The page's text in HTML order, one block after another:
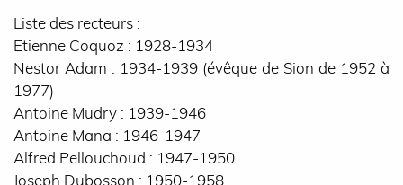
Liste des recteurs :
Etienne Coquoz : 1928-1934
Nestor Adam : 1934-1939 (évêque de Sion de 1952 à
1977)
Antoine Mudry : 1939-1946
Antoine Mana : 1946-1947
Alfred Pellouchoud : 1947-1950
Joseph Dubosson : 1950-1958